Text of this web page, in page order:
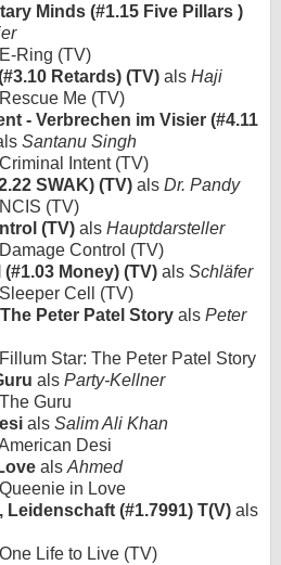
Minds (#1.15 Five Pillars )
Ring (TV)
Retards) (TV) als Haji
Me (TV)
- Verbrechen im Visier (#4.11
Santanu Singh
Intent (TV)
SWAK) (TV) als Dr. Pandy
(TV)
(TV) als Hauptdarsteller
Control (TV)
Money) (TV) als Schläfer
Cell (TV)
Peter Patel Story als Peter
Star: The Peter Patel Story
als Party-Kellner
Guru
als Salim Ali Khan
Desi
als Ahmed
in Love
Leidenschaft (#1.7991) T(V) als
Life to Live (TV)